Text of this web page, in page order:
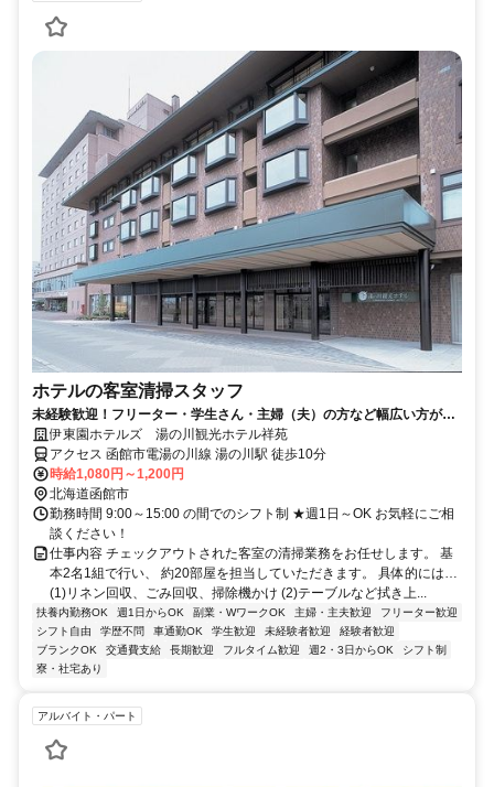
ホテルの客室清掃スタッフ
未経験歓迎！フリーター・学生さん・主婦（夫）の方など幅広い方が活
躍中の職場です。
伊東園ホテルズ 湯の川観光ホテル祥苑
アクセス 函館市電湯の川線 湯の川駅 徒歩10分
時給1,080円～1,200円
北海道函館市
勤務時間 9:00～15:00 の間でのシフト制 ★週1日～OK お気軽にご相
談ください！
仕事内容 チェックアウトされた客室の清掃業務をお任せします。 基
本2名1組で行い、 約20部屋を担当していただきます。 具体的には…
(1)リネン回収、ごみ回収、掃除機かけ (2)テーブルなど拭き上...
扶養内勤務OK 週1日からOK 副業・WワークOK 主婦・主夫歓迎
フリーター歓迎
シフト自由
学歴不問 車通勤OK 学生歓迎 未経験者歓迎
経験者歓迎
ブランクOK
交通費支給 長期歓迎 フルタイム歓迎 週2・3日からOK
シフト制
寮・社宅あり
アルバイト・パート